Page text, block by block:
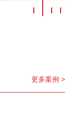
更多案例 >